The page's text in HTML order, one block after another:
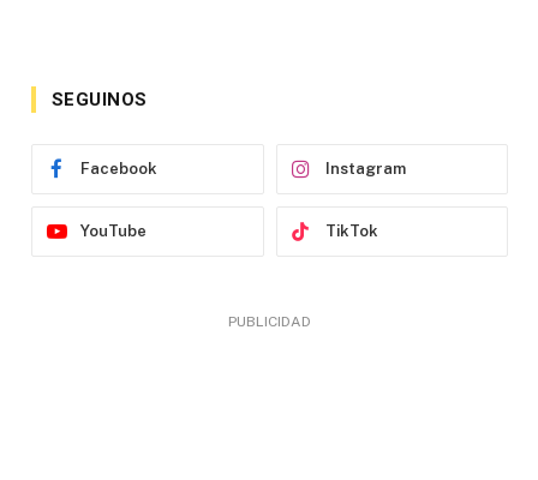
SEGUINOS
Facebook Instagram
YouTube TikTok
PUBLICIDAD